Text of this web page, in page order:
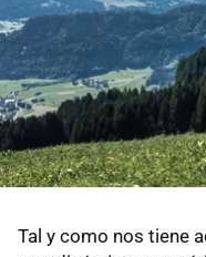
Tal y como nos tiene